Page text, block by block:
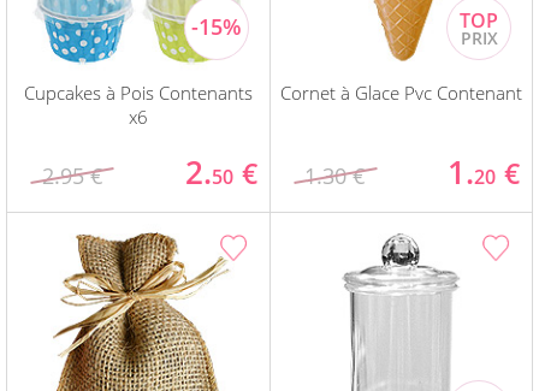
Cupcakes à Pois Contenants
x6
2.95 € 2.50 €
Cornet à Glace Pvc Contenant
1.30 € 1.20 €